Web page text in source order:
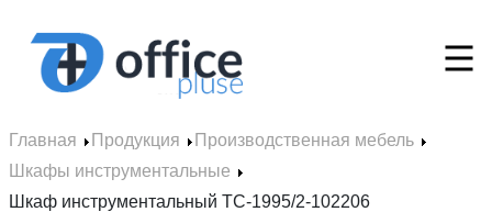
Главная
Продукция
Главная Продукция
Производственная мебель
Шкафы инструментальные
Шкаф инструментальный TC-1995/2-102206